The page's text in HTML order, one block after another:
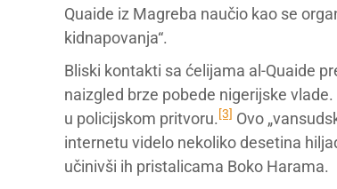
Quaide iz Magreba naučio kao se
kidnapovanja“.
Bliski kontakti sa ćelijama al-Quaide
naizgled brze pobede nigerijske
u policijskom pritvoru. [3] Ovo
internetu videlo nekoliko desetina
učinivši ih pristalicama Boko Harama.